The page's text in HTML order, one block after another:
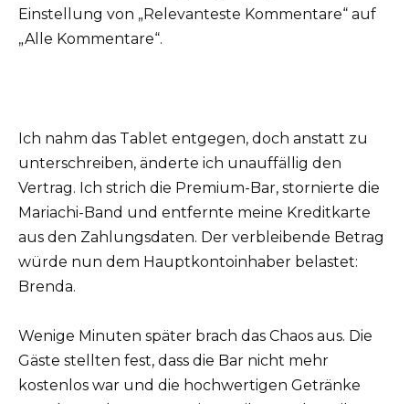
Einstellung von „Relevanteste Kommentare“ auf
„Alle Kommentare“.
Ich nahm das Tablet entgegen, doch anstatt zu
unterschreiben, änderte ich unauffällig den
Vertrag. Ich strich die Premium-Bar, stornierte die
Mariachi-Band und entfernte meine Kreditkarte
aus den Zahlungsdaten. Der verbleibende Betrag
würde nun dem Hauptkontoinhaber belastet:
Brenda.
Wenige Minuten später brach das Chaos aus. Die
Gäste stellten fest, dass die Bar nicht mehr
kostenlos war und die hochwertigen Getränke